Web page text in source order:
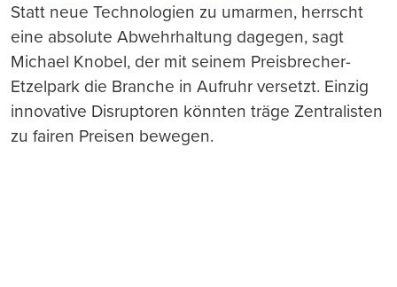
Statt neue Technologien zu umarmen, herrscht
eine absolute Abwehrhaltung dagegen, sagt
Michael Knobel, der mit seinem Preisbrecher-
Etzelpark die Branche in Aufruhr versetzt. Einzig
innovative Disruptoren könnten träge Zentralisten
zu fairen Preisen bewegen.